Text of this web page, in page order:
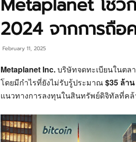
มค
ปโต
2024 จากการถื
February 11, 2025
Metaplanet Inc.บริษัทจดทะเบียนในตล
โดยมีกำไรที่ยังไม่รับรู้ประมาณ$35 ล้า
แนวทางการลงทุนในสินทรัพย์ดิจิทัลที่ค